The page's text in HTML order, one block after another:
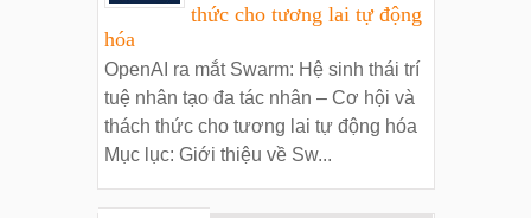
thức cho tương lai tự động
hóa
OpenAI ra mắt Swarm: Hệ sinh thái trí
tuệ nhân tạo đa tác nhân – Cơ hội và
thách thức cho tương lai tự động hóa
Mục lục: Giới thiệu về Sw...